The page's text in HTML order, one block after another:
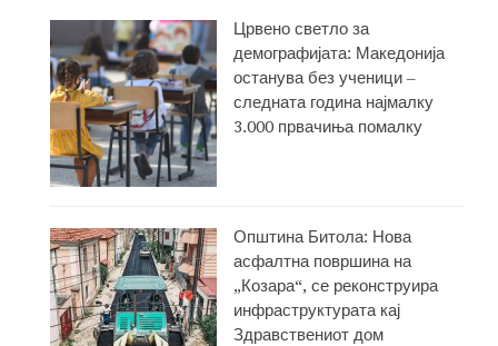
Црвено светло за
демографијата: Македонија
останува без ученици –
следната година најмалку
3.000 првачиња помалку
Општина Битола: Нова
асфалтна површина на
„Козара“, се реконструира
инфраструктурата кај
Здравствениот дом